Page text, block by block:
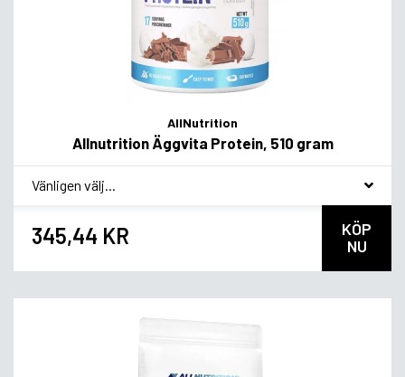
AllNutrition
Allnutrition Äggvita Protein, 510 gram
* Smakvariant
345,44 KR
KÖP
NU